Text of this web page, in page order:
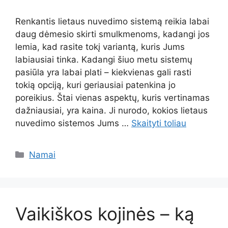
Renkantis lietaus nuvedimo sistemą reikia labai
daug dėmesio skirti smulkmenoms, kadangi jos
lemia, kad rasite tokį variantą, kuris Jums
labiausiai tinka. Kadangi šiuo metu sistemų
pasiūla yra labai plati – kiekvienas gali rasti
tokią opciją, kuri geriausiai patenkina jo
poreikius. Štai vienas aspektų, kuris vertinamas
dažniausiai, yra kaina. Ji nurodo, kokios lietaus
nuvedimo sistemos Jums … Skaityti toliau
Kategorijos
Namai
Vaikiškos kojinės – ką